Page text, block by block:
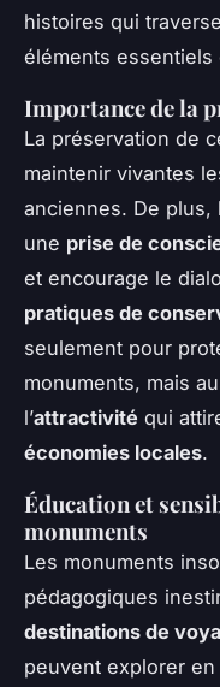
histoires qui
éléments essentiels
Importance de la
La préservation de
maintenir vivantes
anciennes. De plus,
une prise de
et encourage le
pratiques de
seulement pour
monuments, mais
l’attractivité qui
économies locales.
Éducation et
monuments
Les monuments
pédagogiques
destinations de
peuvent explorer